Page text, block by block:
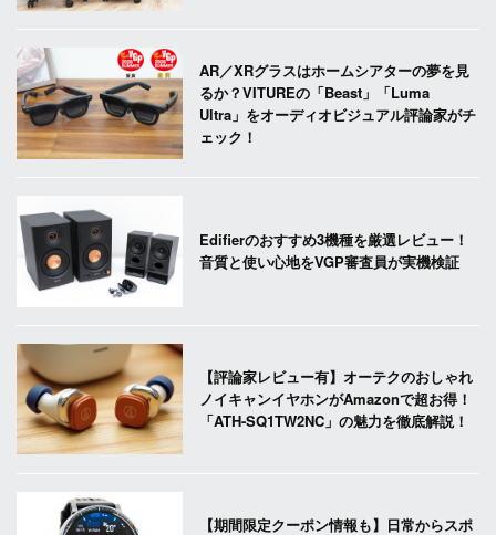
AR／XRグラスはホームシアターの夢を見
るか？VITUREの「Beast」「Luma
Ultra」をオーディオビジュアル評論家がチ
ェック！
Edifierのおすすめ3機種を厳選レビュー！
音質と使い心地をVGP審査員が実機検証
【評論家レビュー有】オーテクのおしゃれ
ノイキャンイヤホンがAmazonで超お得！
「ATH-SQ1TW2NC」の魅力を徹底解説！
【期間限定クーポン情報も】日常からスポ